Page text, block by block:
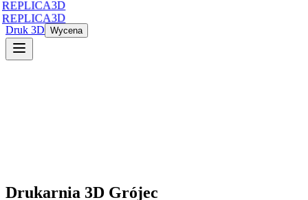
REPLICA3D
REPLICA3D
Druk 3D Wycena
Drukarnia 3D Grójec